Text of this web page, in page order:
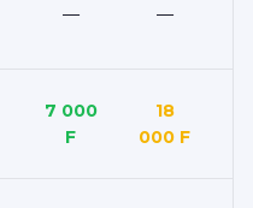
— —
7 000
F
18
000 F